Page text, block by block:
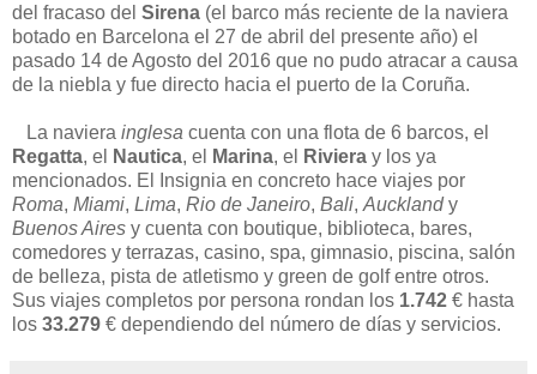
del fracaso del Sirena (el barco más reciente de la naviera
botado en Barcelona el 27 de abril del presente año) el
pasado 14 de Agosto del 2016 que no pudo atracar a causa
de la niebla y fue directo hacia el puerto de la Coruña.
La naviera inglesa cuenta con una flota de 6 barcos, el
Regatta, el Nautica, el Marina, el Riviera y los ya
mencionados. El Insignia en concreto hace viajes por
Roma, Miami, Lima, Rio de Janeiro, Bali, Aucklandy
Buenos Aires y cuenta con boutique, biblioteca, bares,
comedores y terrazas, casino, spa, gimnasio, piscina, salón
de belleza, pista de atletismo y green de golf entre otros.
Sus viajes completos por persona rondan los 1.742 € hasta
los 33.279 € dependiendo del número de días y servicios.